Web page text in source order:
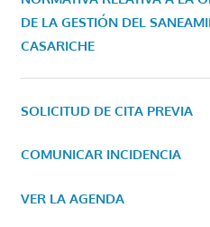
DE LA GESTIÓN DEL
CASARICHE
SOLICITUD DE CITA PREVIA
COMUNICAR INCIDENCIA
VER LA AGENDA